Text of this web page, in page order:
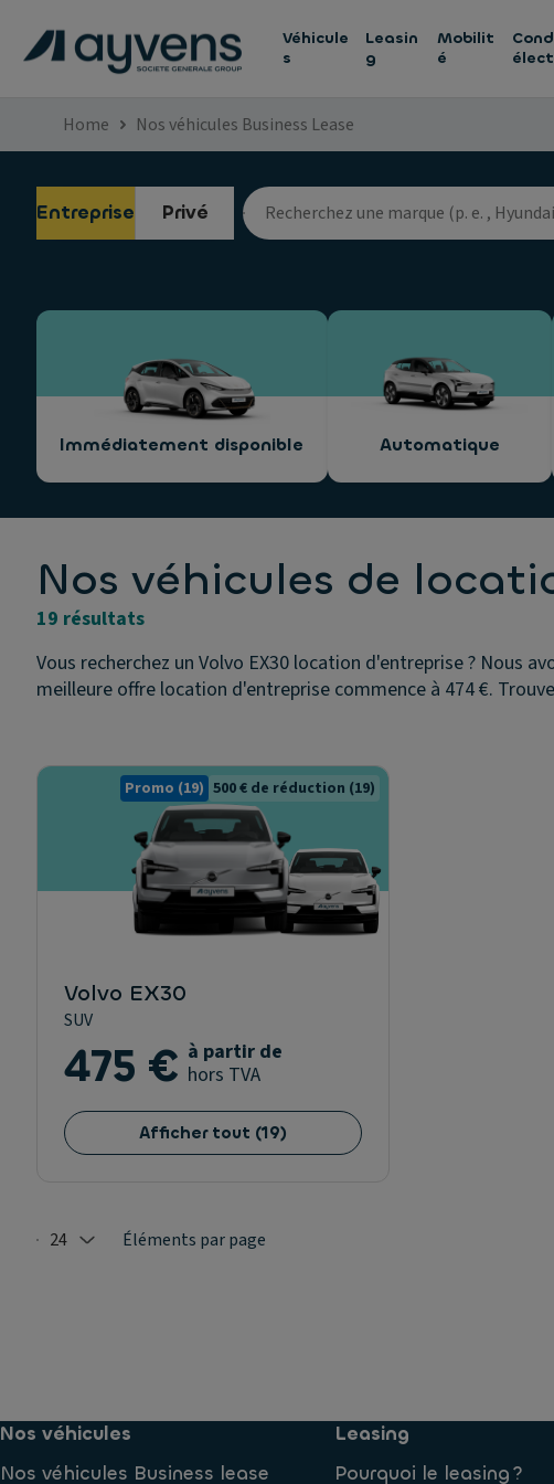
Véhicule
s
Leasin
g
Mobilit
é
Home Nos véhicules Business Lease
Entreprise Privé
Immédiatement disponible Automatique
Nos véhicules de
19 résultats
Vous recherchez un Volvo EX30 location d'entreprise ? Nous
meilleure offre location d'entreprise commence à 474 €.
Promo (19) 500 € de réduction (19)
Volvo EX30
SUV
475 € à partir de
hors TVA
Afficher tout (19)
Selected: 24
24 Éléments par page
Nos véhicules
Nos véhicules Business lease
Leasing
Pourquoi le leasing ?